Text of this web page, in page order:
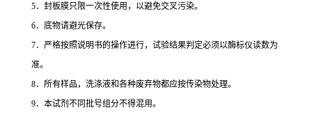
5．封板膜只限一次性使用，以避免交叉污染。
6．底物请避光保存。
7．严格按照说明书的操作进行，试验结果判定必须以酶标仪读数为
准。
8．所有样品，洗涤液和各种废弃物都应按传染物处理。
9．本试剂不同批号组分不得混用。